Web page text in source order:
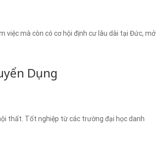
việc mà còn có cơ hội định cư lâu dài tại Đức, mở
Dụng
thất. Tốt nghiệp từ các trường đại học danh